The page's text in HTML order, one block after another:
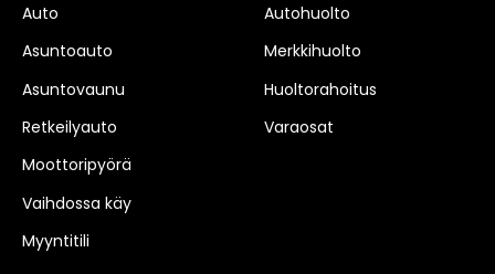
Auto
Asuntoauto
Asuntovaunu
Retkeilyauto
Moottoripyörä
Vaihdossa käy
Myyntitili
Autohuolto
Merkkihuolto
Huoltorahoitus
Varaosat